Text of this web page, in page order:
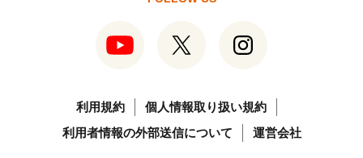
利用規約
個人情報取り扱い規約
利用者情報の外部送信について
運営会社